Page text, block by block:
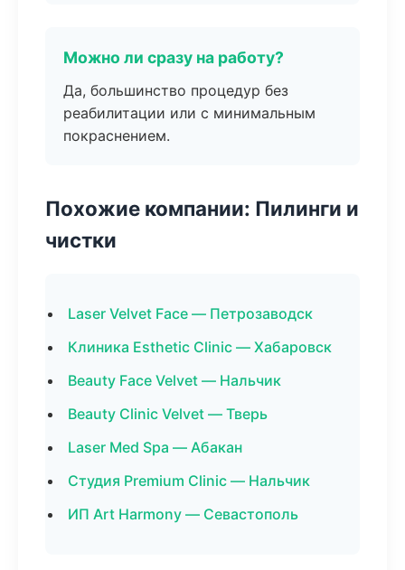
Можно ли сразу на работу?
Да, большинство процедур без
реабилитации или с минимальным
покраснением.
Похожие компании: Пилинги и
чистки
Laser Velvet Face — Петрозаводск
Клиника Esthetic Clinic — Хабаровск
Beauty Face Velvet — Нальчик
Beauty Clinic Velvet — Тверь
Laser Med Spa — Абакан
Студия Premium Clinic — Нальчик
ИП Art Harmony — Севастополь